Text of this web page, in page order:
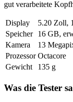
gut verarbeitete
Display
5.20 Zoll,
Speicher
16 GB,
Kamera
13
Prozessor Octacore
Gewicht
135 g
Was die Tester